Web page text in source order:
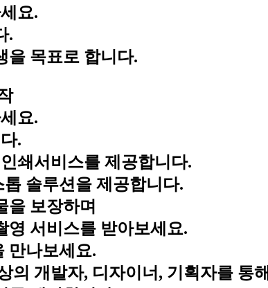
요.
.
을 목표로 합니다.
요.
.
쇄서비스를 제공합니다.
솔루션을 제공합니다.
을 보장하며
영 서비스를 받아보세요.
만나보세요.
의 개발자, 디자이너, 기획자를 통해